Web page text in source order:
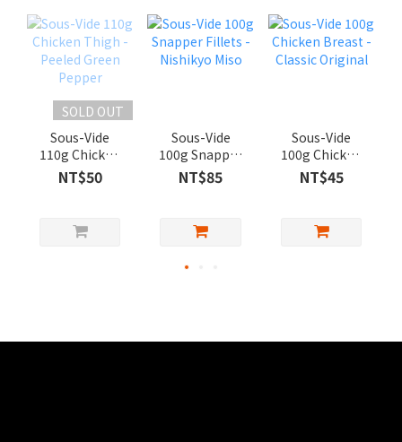
SOLD OUT
Sous-Vide
110g Chicken
Thigh - Peeled
Green Pepper
NT$50
Sous-Vide
100g Snapper
Fillets -
Nishikyo Miso
NT$85
Sous-Vide
100g Chicken
Breast -
Classic
NT$45